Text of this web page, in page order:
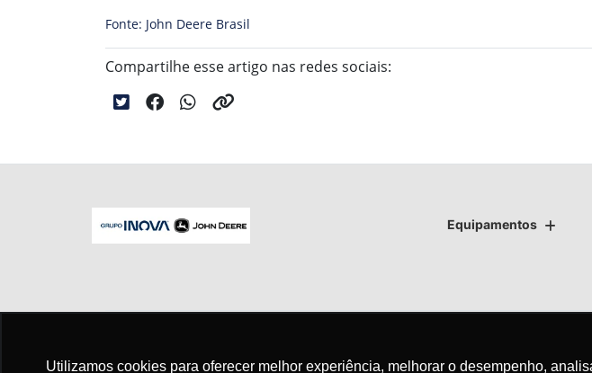
Utilizamos cookies para oferecer melhor experiência, melhorar o desempenho,
Fonte: John Deere Brasil
Compartilhe esse artigo nas redes sociais:
Equipamentos